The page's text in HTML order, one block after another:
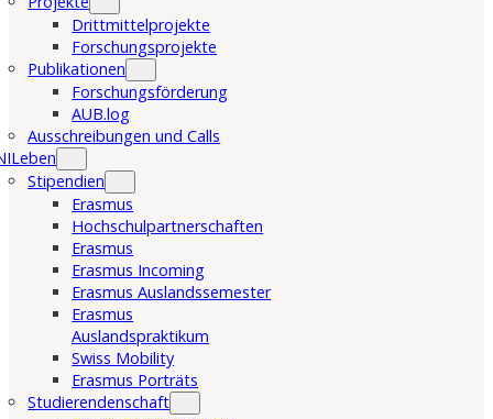
Drittmittelprojekte
Forschungsprojekte
Publikationen
Forschungsförderung
AUB.log
Ausschreibungen und Calls
Stipendien
Erasmus
Hochschulpartnerschaften
Erasmus
Erasmus Incoming
Erasmus Auslandssemester
Erasmus
Auslandspraktikum
Swiss Mobility
Erasmus Porträts
Studierendenschaft